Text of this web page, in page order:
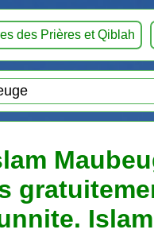
des Prières et Qiblah